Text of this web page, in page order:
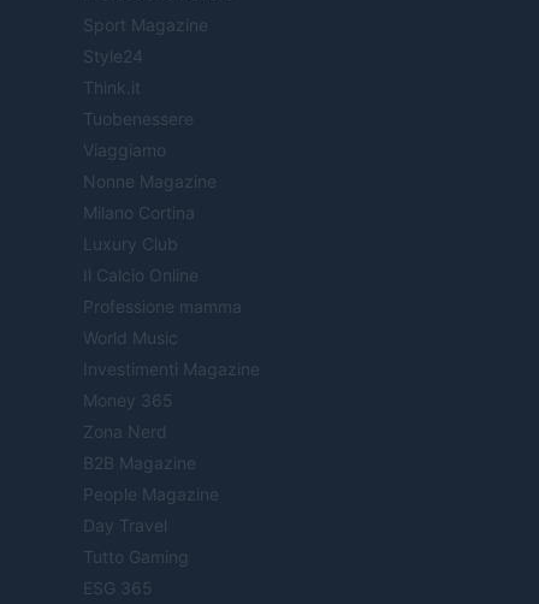
Sport Magazine
Style24
Think.it
Tuobenessere
Viaggiamo
Nonne Magazine
Milano Cortina
Luxury Club
Il Calcio Online
Professione mamma
World Music
Investimenti Magazine
Money 365
Zona Nerd
B2B Magazine
People Magazine
Day Travel
Tutto Gaming
ESG 365